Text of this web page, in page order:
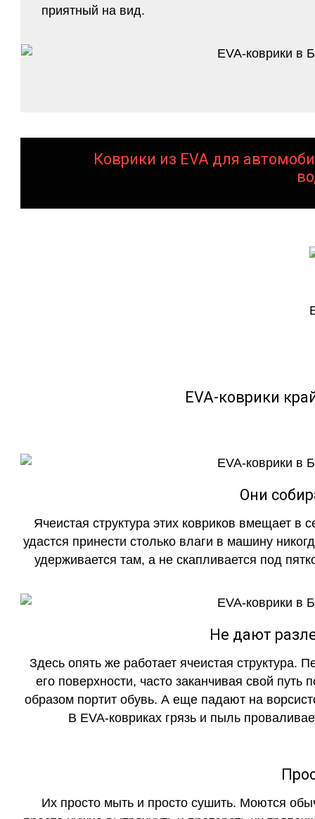
приятный на вид.
Коврики из EVA для
EVA-коврики
Они
Ячеистая структура этих ковриков вмещает в
удастся принести столько влаги в машину
удерживается там, а не скапливается под
Не дают
Здесь опять же работает ячеистая структура.
его поверхности, часто заканчивая свой
образом портит обувь. А еще падают на
В EVA-ковриках грязь и пыль
Их просто мыть и просто сушить. Моются